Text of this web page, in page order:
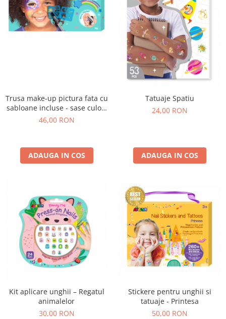
Trusa make-up pictura fata cu
sabloane incluse - sase culori
non-alergice - curcubeu si
46,00 RON
ADAUGA IN COS
Tatuaje Spatiu
24,00 RON
ADAUGA IN COS
Kit aplicare unghii – Regatul
animalelor
30,00 RON
Stickere pentru unghii si
tatuaje - Printesa
50,00 RON